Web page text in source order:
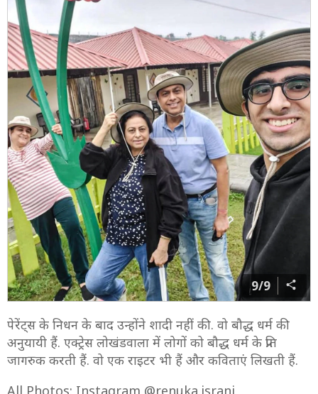
9/9
पेरेंट्स के निधन के बाद उन्होंने शादी नहीं की. वो बौद्ध धर्म की
अनुयायी हैं. एक्ट्रेस लोखंडवाला में लोगों को बौद्ध धर्म के प्रति
जागरुक करती हैं. वो एक राइटर भी हैं और कविताएं लिखती हैं.